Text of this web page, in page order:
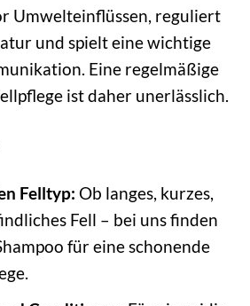
Umwelteinflüssen, reguliert
und spielt eine wichtige
Eine regelmäßige
ist daher unerlässlich.
Felltyp: Ob langes, kurzes,
Fell – bei uns finden
für eine schonende